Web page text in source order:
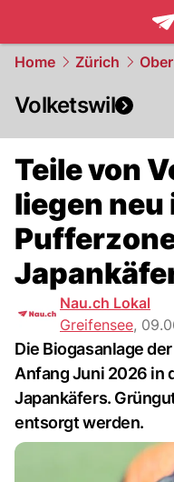
Home Zürich
Volketswil
Teile von
liegen neu
Nau.ch Lokal
Greifensee,
Die Biogasanlage
Anfang Juni 2026 in
Japankäfers.
entsorgt werden.